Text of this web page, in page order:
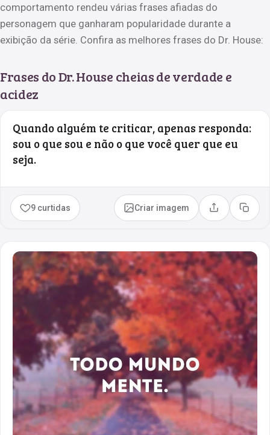
comportamento rendeu várias frases afiadas do
personagem que ganharam popularidade durante a
exibição da série. Confira as melhores frases do Dr. House:
Frases do Dr. House cheias de verdade e
acidez
Quando alguém te criticar, apenas responda:
sou o que sou e não o que você quer que eu
seja.
9 curtidas Criar imagem Compartilhar
Copiar